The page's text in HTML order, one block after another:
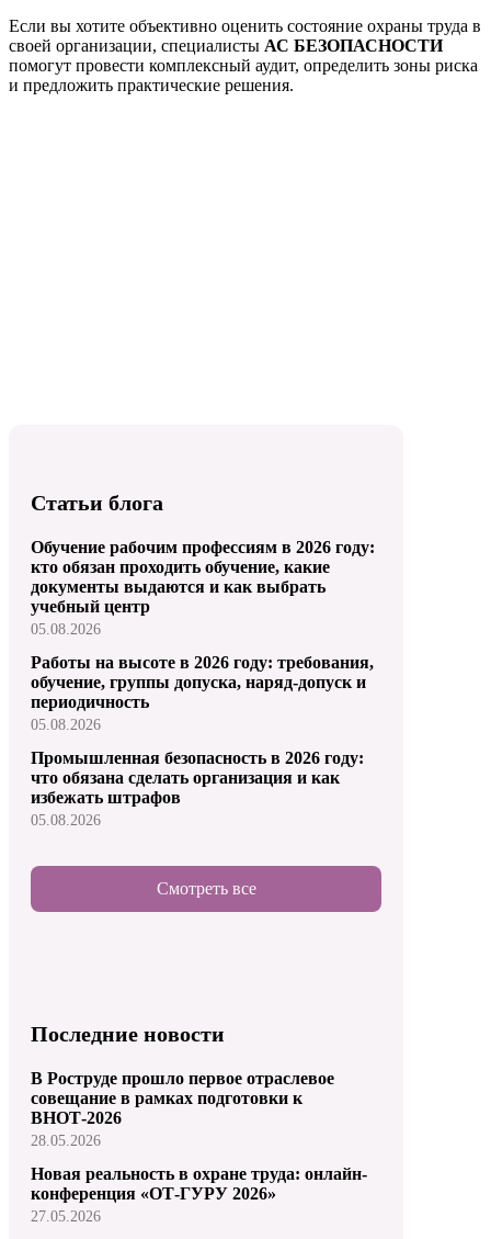
Если вы хотите объективно оценить состояние охраны труда в
своей организации, специалисты АС БЕЗОПАСНОСТИ
помогут провести комплексный аудит, определить зоны риска
и предложить практические решения.
Статьи блога
Обучение рабочим профессиям в 2026 году:
кто обязан проходить обучение, какие
документы выдаются и как выбрать
учебный центр
05.08.2026
Работы на высоте в 2026 году: требования,
обучение, группы допуска, наряд-допуск и
периодичность
05.08.2026
Промышленная безопасность в 2026 году:
что обязана сделать организация и как
избежать штрафов
05.08.2026
Смотреть все
Последние новости
В Роструде прошло первое отраслевое
совещание в рамках подготовки к
ВНОТ-2026
28.05.2026
Новая реальность в охране труда: онлайн-
конференция «ОТ-ГУРУ 2026»
27.05.2026